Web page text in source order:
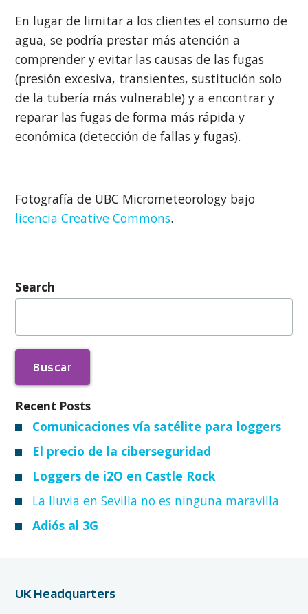
En lugar de limitar a los clientes el consumo de
agua, se podría prestar más atención a
comprender y evitar las causas de las fugas
(presión excesiva, transientes, sustitución solo
de la tubería más vulnerable) y a encontrar y
reparar las fugas de forma más rápida y
económica (detección de fallas y fugas).
Fotografía de UBC Micrometeorology bajo
licencia Creative Commons.
Search
Buscar:
Recent Posts
Comunicaciones vía satélite para loggers
El precio de la ciberseguridad
Loggers de i2O en Castle Rock
La lluvia en Sevilla no es ninguna maravilla
Adiós al 3G
UK Headquarters